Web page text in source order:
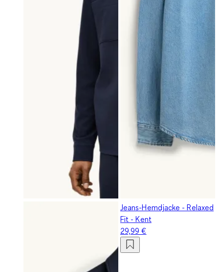
Jeans-Hemdjacke - Relaxed
Fit - Kent
29,99 €